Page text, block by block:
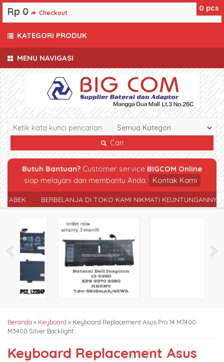
MENU NAVIGASI
Cari
Butuh Bantuan? Customer service BIGCOM Online
siap melayani dan membantu Anda.
Kontak Kami
BERBELANJA DI TOKO KAMI NIKMATI KEUNTUNGANNYA
Beranda » Keyboard » Keyboard Replacement Asus Pro 14 M7400
M3400 Silver Backlight
Keyboard Replacement Asus
0 pcs
Rp 0 Checkout
KATEGORI PRODUK